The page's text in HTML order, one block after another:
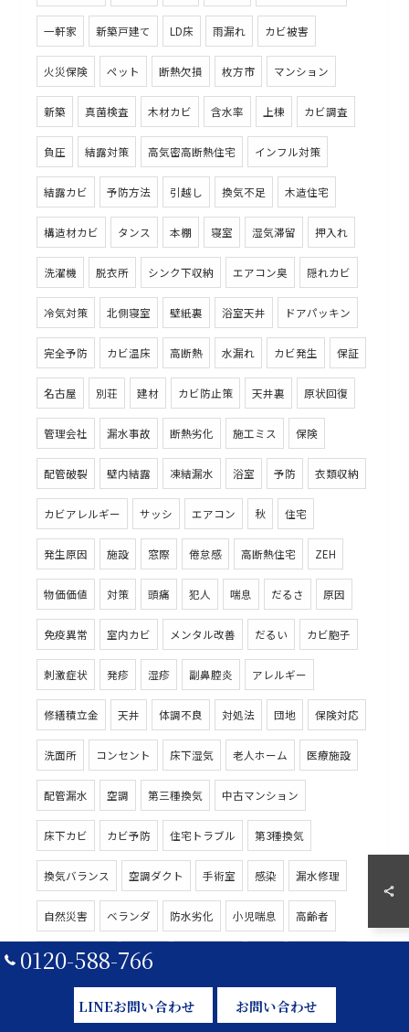
一軒家 新築戸建て LD床 雨漏れ カビ被害
火災保険 ペット 断熱欠損 枚方市 マンション
新築 真菌検査 木材カビ 含水率 上棟 カビ調査
負圧 結露対策 高気密高断熱住宅 インフル対策
結露カビ 予防方法 引越し 換気不足 木造住宅
構造材カビ タンス 本棚 寝室 湿気滞留 押入れ
洗濯機 脱衣所 シンク下収納 エアコン臭 隠れカビ
冷気対策 北側寝室 壁紙裏 浴室天井 ドアパッキン
完全予防 カビ温床 高断熱 水漏れ カビ発生 保証
名古屋 別荘 建材 カビ防止策 天井裏 原状回復
管理会社 漏水事故 断熱劣化 施工ミス 保険
配管破裂 壁内結露 凍結漏水 浴室 予防 衣類収納
カビアレルギー サッシ エアコン 秋 住宅
発生原因 施設 窓際 倦怠感 高断熱住宅 ZEH
物価価値 対策 頭痛 犯人 喘息 だるさ 原因
免疫異常 室内カビ メンタル改善 だるい カビ胞子
刺激症状 発疹 湿疹 副鼻腔炎 アレルギー
修繕積立金 天井 体調不良 対処法 団地 保険対応
洗面所 コンセント 床下湿気 老人ホーム 医療施設
配管漏水 空調 第三種換気 中古マンション
床下カビ カビ予防 住宅トラブル 第3種換気
換気バランス 空調ダクト 手術室 感染 漏水修理
自然災害 ベランダ 防水劣化 小児喘息 高齢者
排水トラブル 除去法
食品庫
0120-588-766
LINEお問い合わせ お問い合わせ